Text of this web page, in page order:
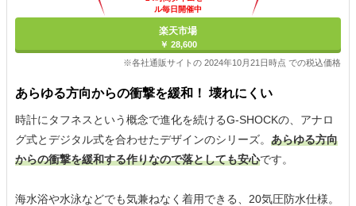
ル毎日開催中
楽天市場
￥ 28,600
※各社通販サイトの 2024年10月21日時点 での税込価格
あらゆる方向からの衝撃を緩和！ 壊れにくい
時計にタフネスという概念で進化を続けるG-SHOCKの、アナロ
グ式とデジタル式を合わせたデザインのシリーズ。 あらゆる方向
からの衝撃を緩和する作りなので落としても安心です。
海水浴や水泳などでも気兼ねなく着用できる、20気圧防水仕様。